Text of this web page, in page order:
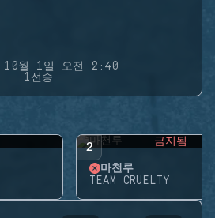
10월 1일 오전 2:40
1선승
2 금지됨
마천루
TEAM CRUELTY